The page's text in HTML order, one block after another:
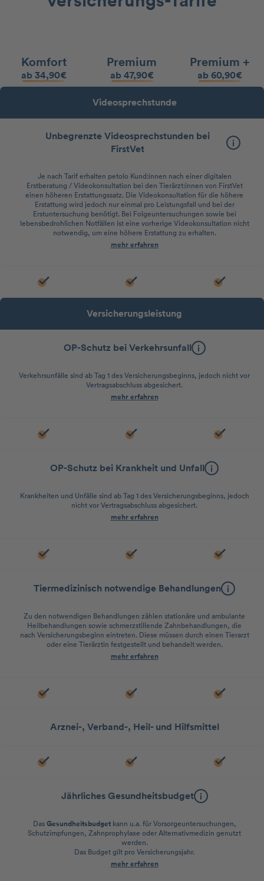
Komfort
ab 34,90€
Premium
ab 47,90€
Premium +
ab 60,90€
Videosprechstunde
Unbegrenzte Videosprechstunden bei
FirstVet
Je nach Tarif erhalten petolo Kund:innen nach einer digitalen
Erstberatung / Videokonsultation bei den Tierärzt:innen von FirstVet
einen höheren Erstattungssatz. Die Videokonsultation für die höhere
Erstattung wird jedoch nur einmal pro Leistungsfall und bei der
Erstuntersuchung benötigt. Bei Folgeuntersuchungen sowie bei
lebensbedrohlichen Notfällen ist eine vorherige Videokonsultation nicht
notwendig, um eine höhere Erstattung zu erhalten.
mehr erfahren
Versicherungsleistung
OP-Schutz bei Verkehrsunfall
Verkehrsunfälle sind ab Tag 1 des Versicherungsbeginns, jedoch nicht vor
Vertragsabschluss abgesichert.
mehr erfahren
OP-Schutz bei Krankheit und Unfall
Krankheiten und Unfälle sind ab Tag 1 des Versicherungsbeginns, jedoch
nicht vor Vertragsabschluss abgesichert.
mehr erfahren
Tiermedizinisch notwendige Behandlungen
Zu den notwendigen Behandlungen zählen stationäre und ambulante
Heilbehandlungen sowie schmerzstillende Zahnbehandlungen, die
nach Versicherungsbeginn eintreten. Diese müssen durch einen Tierarzt
oder eine Tierärztin festgestellt und behandelt werden.
mehr erfahren
Arznei-, Verband-, Heil- und Hilfsmittel
Jährliches Gesundheitsbudget
Das Gesundheitsbudgetkann u.a. für Vorsorgeuntersuchungen,
Schutzimpfungen, Zahnprophylaxe oder Alternativmedizin genutzt
werden.
Das Budget gilt pro Versicherungsjahr.
mehr erfahren